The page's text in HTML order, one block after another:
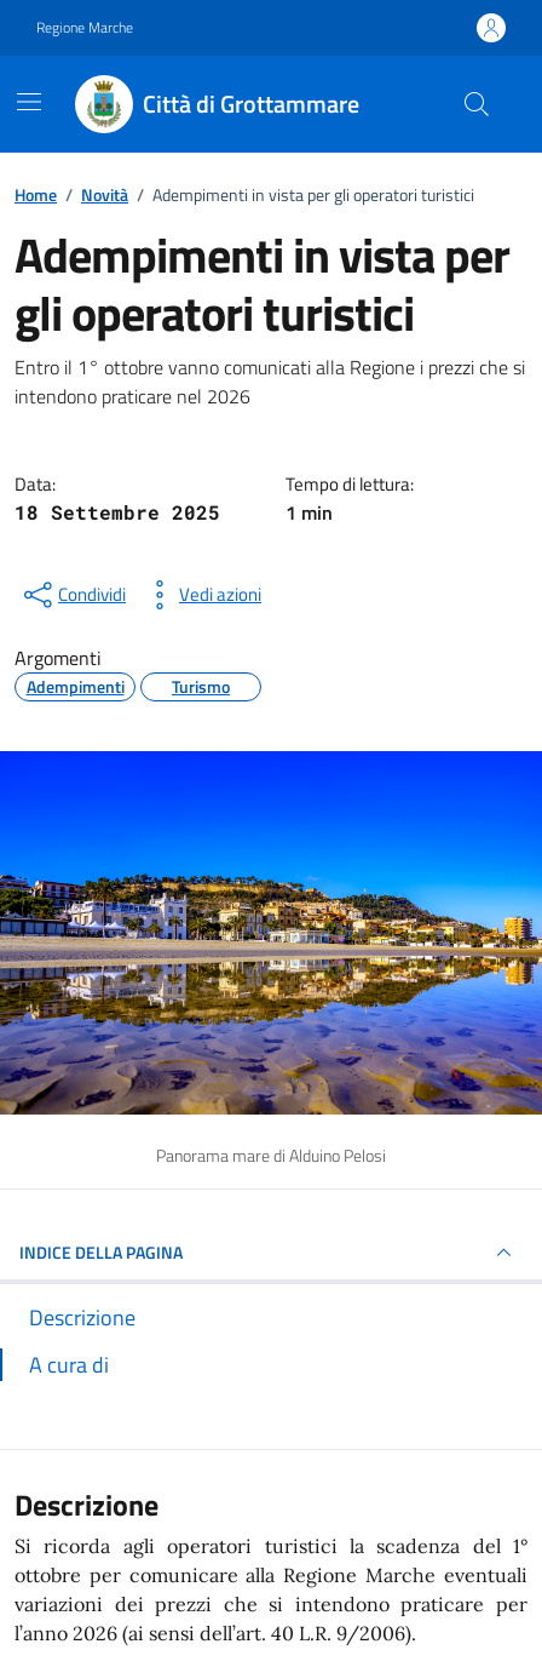
Regione Marche
Città di Grottammare
Home / Novità / Adempimenti in vista per gli operatori turistici
Adempimenti in vista per
gli operatori turistici
Dettagli della notizia
Entro il 1° ottobre vanno comunicati alla Regione i prezzi che si
intendono praticare nel 2026
Data:
18 Settembre 2025
Tempo di lettura:
1 min
Condividi Vedi azioni
Argomenti
Adempimenti Turismo
Panorama mare di Alduino Pelosi
INDICE DELLA PAGINA
Descrizione
A cura di
Descrizione
Si ricorda agli operatori turistici la scadenza del 1°
ottobre per comunicare alla Regione Marche eventuali
variazioni dei prezzi che si intendono praticare per
l’anno 2026 (ai sensi dell’art. 40 L.R. 9/2006).